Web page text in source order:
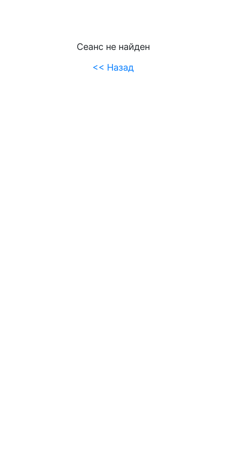
Сеанс не найден
<< Назад